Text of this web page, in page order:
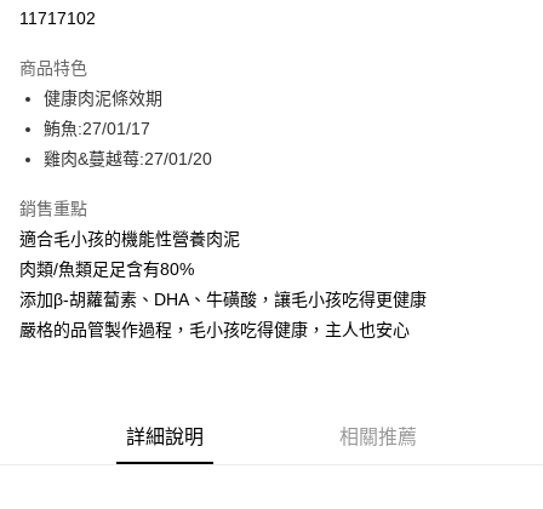
Google Pay
全盈+PAY
大哥付你分期
相關說明
1.本服務由台灣大哥大提供，台灣大哥大用戶可立即使用無須另外申請。
2.付款方式選擇「大哥付你分期」，訂單成立後會自動跳轉到大哥付的交易
流程，驗證手機門號後，選擇欲分期的期數、繳款截止日，確認付款後即完
成交易。
3.實際核准額度、可分期數及費用金額請依後續交易確認頁面所載為準。
1.分期款項不併入電信帳單，「大哥付你分期」於每月結算日後寄送繳費提
AFTEE先享後付
相關說明
【關於「AFTEE先享後付」】
AFTEE先享後付是「在收到商品之後才付款」的支付方式。 讓您購物簡單
ATM付款
每筆NT$70，滿NT$1,000(含以上)免運費
11717102
商品特色
健康肉泥條效期
鮪魚:27/01/17
雞肉&蔓越莓:27/01/20
銷售重點
適合毛小孩的機能性營養肉泥
肉類/魚類足足含有80%
添加β-胡蘿蔔素、DHA、牛磺酸，讓毛小孩吃得更健康
嚴格的品管製作過程，毛小孩吃得健康，主人也安心
詳細說明 相關推薦